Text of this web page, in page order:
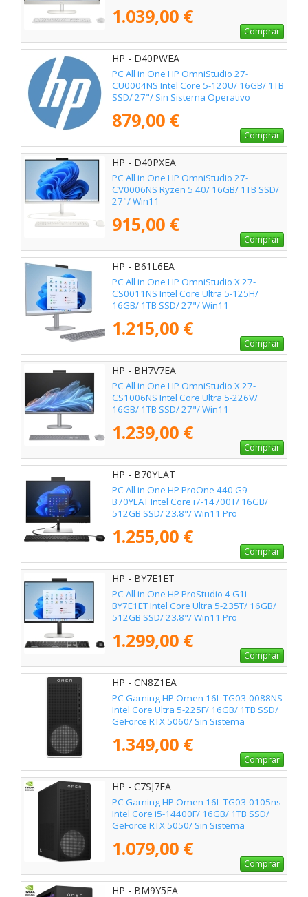
1.039,00 €
Comprar
HP - D40PWEA
PC All in One HP OmniStudio 27-
CU0004NS Intel Core 5-120U/ 16GB/ 1TB
SSD/ 27"/ Sin Sistema Operativo
879,00 €
Comprar
HP - D40PXEA
PC All in One HP OmniStudio 27-
CV0006NS Ryzen 5 40/ 16GB/ 1TB SSD/
27"/ Win11
915,00 €
Comprar
HP - B61L6EA
PC All in One HP OmniStudio X 27-
CS0011NS Intel Core Ultra 5-125H/
16GB/ 1TB SSD/ 27"/ Win11
1.215,00 €
Comprar
HP - BH7V7EA
PC All in One HP OmniStudio X 27-
CS1006NS Intel Core Ultra 5-226V/
16GB/ 1TB SSD/ 27"/ Win11
1.239,00 €
Comprar
HP - B70YLAT
PC All in One HP ProOne 440 G9
B70YLAT Intel Core i7-14700T/ 16GB/
512GB SSD/ 23.8"/ Win11 Pro
1.255,00 €
Comprar
HP - BY7E1ET
PC All in One HP ProStudio 4 G1i
BY7E1ET Intel Core Ultra 5-235T/ 16GB/
512GB SSD/ 23.8"/ Win11 Pro
1.299,00 €
Comprar
HP - CN8Z1EA
PC Gaming HP Omen 16L TG03-0088NS
Intel Core Ultra 5-225F/ 16GB/ 1TB SSD/
GeForce RTX 5060/ Sin Sistema
1.349,00 €
Comprar
HP - C7SJ7EA
PC Gaming HP Omen 16L TG03-0105ns
Intel Core i5-14400F/ 16GB/ 1TB SSD/
GeForce RTX 5050/ Sin Sistema
1.079,00 €
Comprar
HP - BM9Y5EA